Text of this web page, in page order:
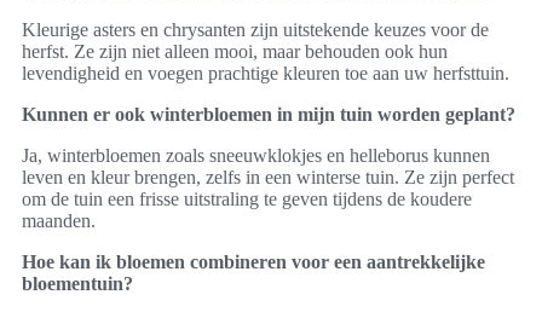
Kleurige asters en chrysanten zijn uitstekende keuzes voor de
herfst. Ze zijn niet alleen mooi, maar behouden ook hun
levendigheid en voegen prachtige kleuren toe aan uw herfsttuin.
Kunnen er ook winterbloemen in mijn tuin worden geplant?
Ja, winterbloemen zoals sneeuwklokjes en helleborus kunnen
leven en kleur brengen, zelfs in een winterse tuin. Ze zijn perfect
om de tuin een frisse uitstraling te geven tijdens de koudere
maanden.
Hoe kan ik bloemen combineren voor een aantrekkelijke
bloementuin?